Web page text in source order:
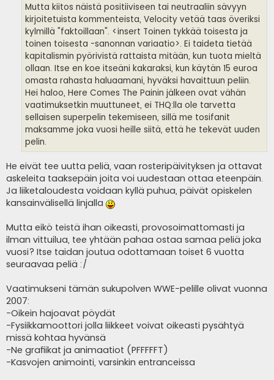
Mutta kiitos näistä positiiviseen tai neutraaliin sävyyn
kirjoitetuista kommenteista, Velocity vetää taas överiksi
kylmillä "faktoillaan". <insert Toinen tykkää toisesta ja
toinen toisesta -sanonnan variaatio>. Ei taideta tietää
kapitalismin pyörivistä rattaista mitään, kun tuota mieltä
ollaan. Itse en koe itseäni kakaraksi, kun käytän 15 euroa
omasta rahasta haluaamani, hyväksi havaittuun peliin.
Hei haloo, Here Comes The Painin jälkeen ovat vähän
vaatimuksetkin muuttuneet, ei THQ:lla ole tarvetta
sellaisen superpelin tekemiseen, sillä me tosifanit
maksamme joka vuosi heille siitä, että he tekevät uuden
pelin.
He eivät tee uutta peliä, vaan rosteripäivityksen ja ottavat
askeleita taaksepäin joita voi uudestaan ottaa eteenpäin.
Ja liiketaloudesta voidaan kyllä puhua, päivät opiskelen
kansainvälisellä linjalla
Mutta eikö teistä ihan oikeasti, provosoimattomasti ja
ilman vittuilua, tee yhtään pahaa ostaa samaa peliä joka
vuosi? Itse taidan joutua odottamaan toiset 6 vuotta
seuraavaa peliä :/
Vaatimukseni tämän sukupolven WWE-pelille olivat vuonna
2007:
-Oikein hajoavat pöydät
-Fysiikkamoottori jolla liikkeet voivat oikeasti pysähtyä
missä kohtaa hyvänsä
-Ne grafiikat ja animaatiot (PFFFFFT)
-Kasvojen animointi, varsinkin entranceissa